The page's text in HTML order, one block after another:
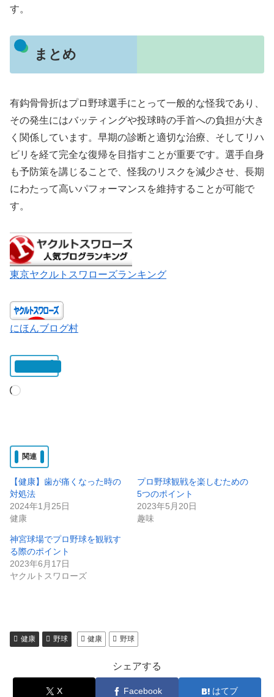
す。
まとめ
有鈎骨骨折はプロ野球選手にとって一般的な怪我であり、
その発生にはバッティングや投球時の手首への負担が大き
く関係しています。早期の診断と適切な治療、そしてリハ
ビリを経て完全な復帰を目指すことが重要です。選手自身
も予防策を講じることで、怪我のリスクを減少させ、長期
にわたって高いパフォーマンスを維持することが可能で
す。
東京ヤクルトスワローズランキング
にほんブログ村
読
み
中…
関連
【健康】歯が痛くなった時の
対処法
2024年1月25日
健康
プロ野球観戦を楽しむための
5つのポイント
2023年5月20日
趣味
神宮球場でプロ野球を観戦す
る際のポイント
2023年6月17日
ヤクルトスワローズ
健康 野球 健康 野球
シェアする
X Facebook はてブ